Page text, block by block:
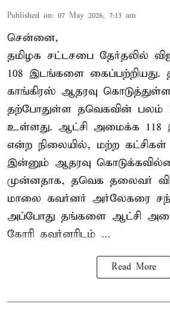
Published on: 07 May 2026, 7:13 am
சென்னை,
தமிழக சட்டசபை தேர்தலில்
108 இடங்களை கைப்பற்றியது.
காங்கிரஸ் ஆதரவு
தற்போதுள்ள தவெகவின் பலம்
உள்ளது. ஆட்சி அமைக்க
என்ற நிலையில், மற்ற கட்சிகள்
இன்னும் ஆதரவு
முன்னதாக, தவெக தலைவர்
மாலை கவர்னர் அர்லேகரை
அப்போது தங்களை ஆட்சி
கோரி கவர்னரிடம் ...
Read More